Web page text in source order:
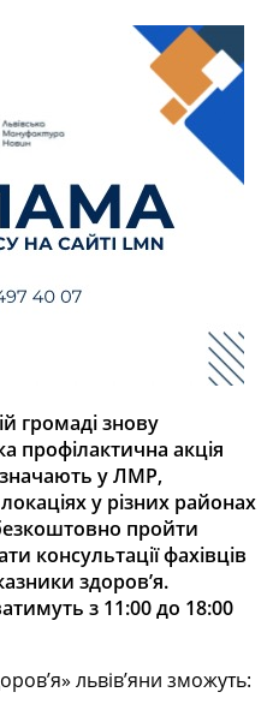
громаді знову
профілактична акція
у ЛМР,
у різних районах
пройти
консультації фахівців
здоров’я.
з 11:00 до 18:00
львів’яни зможуть: